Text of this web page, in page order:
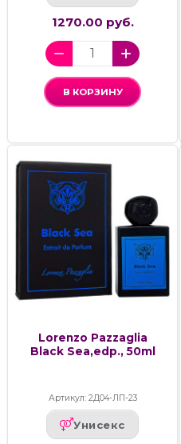
1270.00 руб.
В КОРЗИНУ
Lorenzo Pazzaglia
Black Sea,edp., 50ml
Артикул: 2Д04-ЛП-23
Унисекс